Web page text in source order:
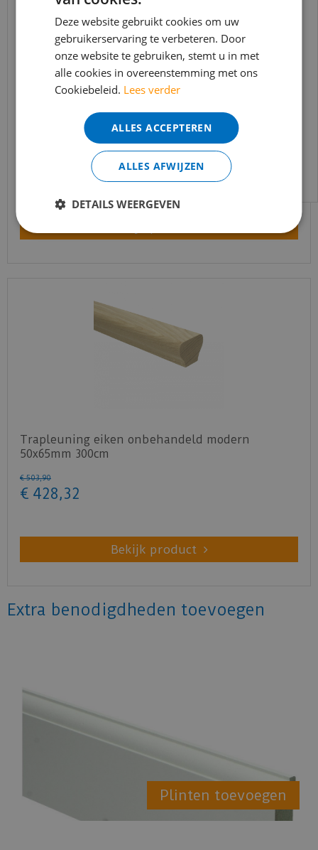
Trapleuning eik onbehandeld sleutelgat
40x60mm 350cm
Trapleuning eiken onbehandeld modern
50x65mm 300cm
€ 503,90
€ 428,32
Bekijk product
Extra benodigdheden toevoegen
Plinten toevoegen
In verband met de vakantie periode zijn wij
t/m 14 augustus telefonisch helaas niet
bereikbaar.
Bestelling worden uiteraard verwerkt
echter iets minder snel dan wat je van ons
gewend bent.
Voor vragen kan je ons bereiken via
info@merkvloerenwinkel.nl
Deze website gebruikt cookies om uw
gebruikerservaring te verbeteren. Door
onze website te gebruiken, stemt u in met
alle cookies in overeenstemming met ons
Cookiebeleid. Lees verder
ALLES ACCEPTEREN
ALLES AFWIJZEN
DETAILS WEERGEVEN